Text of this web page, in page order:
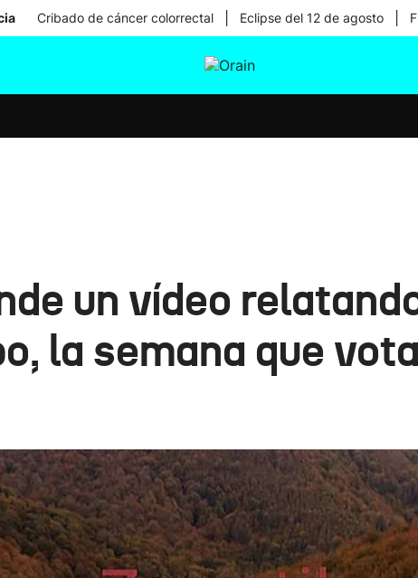
Cribado de cáncer colorrectal Eclipse del 12 de agosto
un vídeo
la semana que